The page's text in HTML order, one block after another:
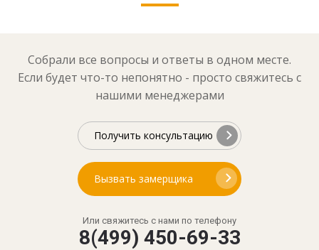
Собрали все вопросы и ответы в одном месте.
Если будет что-то непонятно - просто свяжитесь с
нашими менеджерами
Получить консультацию
Вызвать замерщика
Или свяжитесь с нами по телефону
8(499) 450-69-33